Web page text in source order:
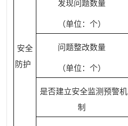
安全
防护
发现问题数量
（单位：个）
问题整改数量
（单位：个）
是否建立安全监测预警机
制